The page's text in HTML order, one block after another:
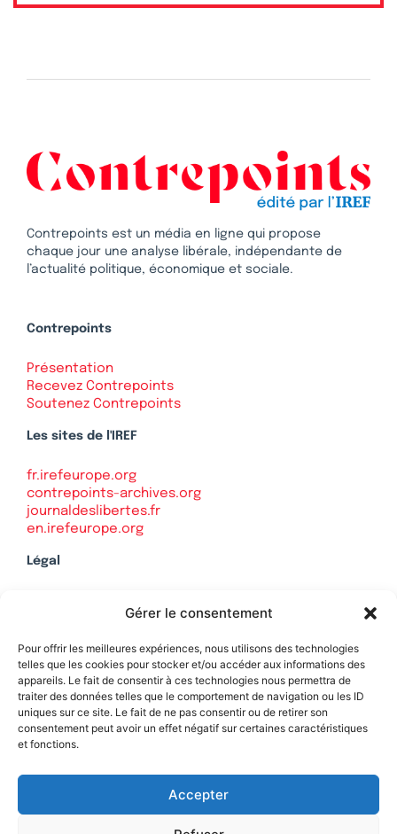
Gérer le consentement
Pour offrir les meilleures expériences, nous utilisons des technologies
telles que les cookies pour stocker et/ou accéder aux informations des
appareils. Le fait de consentir à ces technologies nous permettra de
traiter des données telles que le comportement de navigation ou les ID
uniques sur ce site. Le fait de ne pas consentir ou de retirer son
consentement peut avoir un effet négatif sur certaines caractéristiques
et fonctions.
Accepter
Contrepoints est un média en ligne qui propose
chaque jour une analyse libérale, indépendante de
l’actualité politique, économique et sociale.
Contrepoints
Présentation
Recevez Contrepoints
Soutenez Contrepoints
Les sites de l'IREF
fr.irefeurope.org
contrepoints-archives.org
journaldeslibertes.fr
en.irefeurope.org
Légal
Politique de confidentialité
Contact
Soutenez Contrepoints